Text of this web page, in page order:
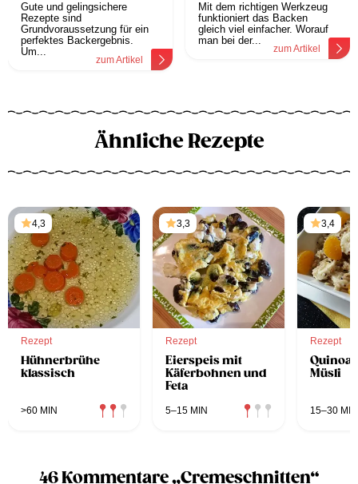
Gute und gelingsichere
Rezepte sind
Grundvoraussetzung für ein
perfektes Backergebnis.
Um...
zum Artikel
Mit dem richtigen Werkzeug
funktioniert das Backen
gleich viel einfacher. Worauf
man bei der...
zum Artikel
Ähnliche Rezepte
4,3
Rezept
Hühnerbrühe
klassisch
>60 MIN
3,3
Rezept
Eierspeis mit
Käferbohnen und
Feta
5–15 MIN
3,4
Rezept
Müsli
15–30 MIN
46 Kommentare „Cremeschnitten“